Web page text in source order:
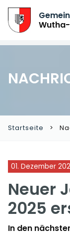
Startseite
01. Dezember
Neuer
2025
In den